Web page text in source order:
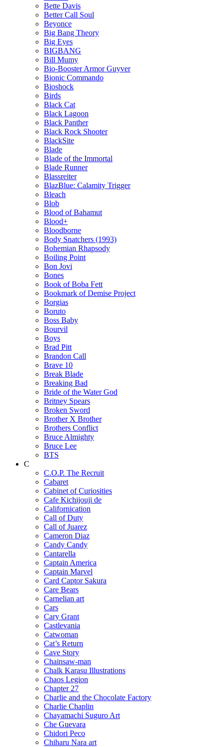
Bette Davis
Better Call Soul
Beyonce
Big Bang Theory
Big Eyes
BIGBANG
Bill Mumy
Bio-Booster Armor Guyver
Bionic Commando
Bioshock
Birds
Black Cat
Black Lagoon
Black Panther
Black Rock Shooter
BlackSite
Blade
Blade of the Immortal
Blade Runner
Blassreiter
BlazBlue: Calamity Trigger
Bleach
Blob
Blood of Bahamut
Blood+
Bloodborne
Body Snatchers (1993)
Bohemian Rhapsody
Boiling Point
Bon Jovi
Bones
Book of Boba Fett
Bookmark of Demise Project
Borgias
Boruto
Boss Baby
Bourvil
Boys
Brad Pitt
Brandon Call
Brave 10
Break Blade
Breaking Bad
Bride of the Water God
Britney Spears
Broken Sword
Brother X Brother
Brothers Conflict
Bruce Almighty
Bruce Lee
BTS
C
C.O.P. The Recruit
Cabaret
Cabinet of Curiosities
Cafe Kichijouji de
Californication
Call of Duty
Call of Juarez
Cameron Diaz
Candy Candy
Cantarella
Captain America
Captain Marvel
Card Captor Sakura
Care Bears
Carnelian art
Cars
Cary Grant
Castlevania
Catwoman
Cat’s Return
Cave Story
Chainsaw-man
Chalk Karasu Illustrations
Chaos Legion
Chapter 27
Charlie and the Chocolate Factory
Charlie Chaplin
Chayamachi Suguro Art
Che Guevara
Chidori Peco
Chiharu Nara art